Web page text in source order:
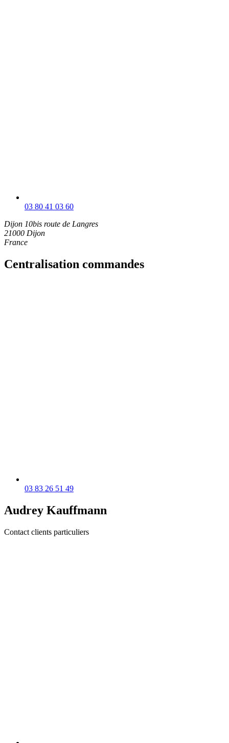
03 80 41 03 60
Dijon 10bis route de Langres
21000 Dijon
France
Centralisation commandes
03 83 26 51 49
Audrey Kauffmann
Contact clients particuliers